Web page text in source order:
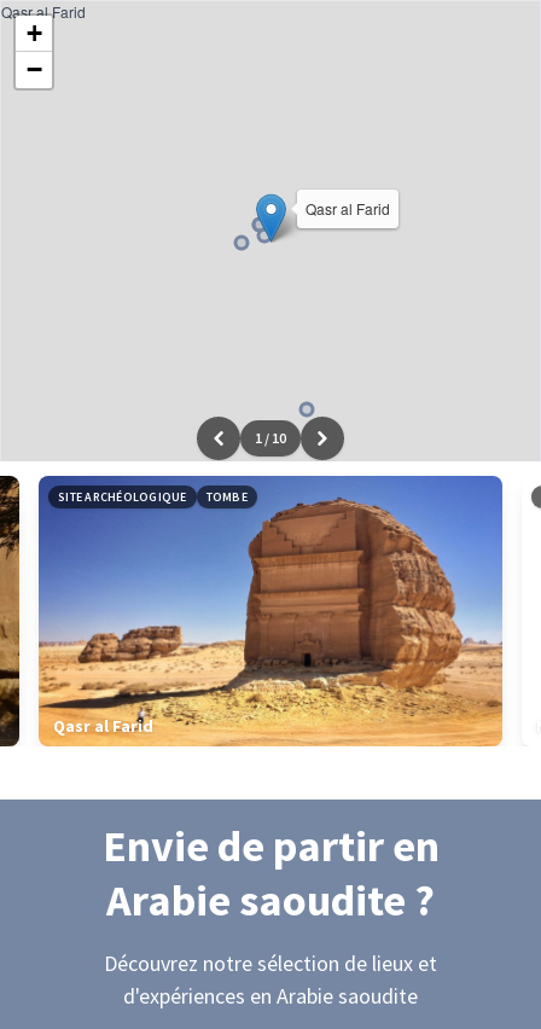
Qasr al Farid
+
−
Leaflet|données ©OpenStreetMap/ODbL - renduOSM France
Qasr al Farid
1 / 10
SITE ARCHÉOLOGIQUE TOMBE
Qasr al Farid
Envie de partiren
Arabie saoudite ?
Découvrez notre sélection de lieux et
d'expériences en Arabie saoudite